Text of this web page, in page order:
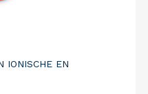
IONISCHE EN